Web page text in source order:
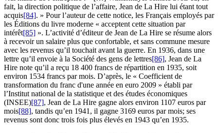
fait, la direction politique de l’affaire, Jean de La Hire lui étant tout
acquis[84]. » Pour l’auteur de cette notice, les Français employés par
les Éditions du livre moderne « acceptent cette situation par
intérêt[85] ». L’activité d’éditeur de Jean de La Hire se résume alors
à recevoir un salaire plus que confortable, et sans commune mesure
avec les revenus qu’il touchait avant la guerre. En 1936, dans une
lettre qu’il envoie à la Société des gens de lettres[86], Jean de La
Hire note qu’il a reçu 18 400 francs de répartition en 1935, soit
environ 1534 francs par mois. D’après, le « Coefficient de
transformation du franc d'une année en euro 2009 » établi par
l’Institut national de la statistique et des études économiques
(INSEE)[87], Jean de La Hire gagne alors environ 1107 euros par
mois[88], tandis qu’en 1941, il gagne 3169 euros par mois; ses
revenus sont donc trois fois plus élevés en 1943 qu’en 1935.